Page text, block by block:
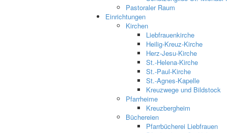
Pastoraler Raum
Einrichtungen
Kirchen
Liebfrauenkirche
Heilig-Kreuz-Kirche
Herz-Jesu-Kirche
St.-Helena-Kirche
St.-Paul-Kirche
St.-Agnes-Kapelle
Kreuzwege und Bildstock
Pfarrheime
Kreuzbergheim
Büchereien
Pfarrbücherei Liebfrauen